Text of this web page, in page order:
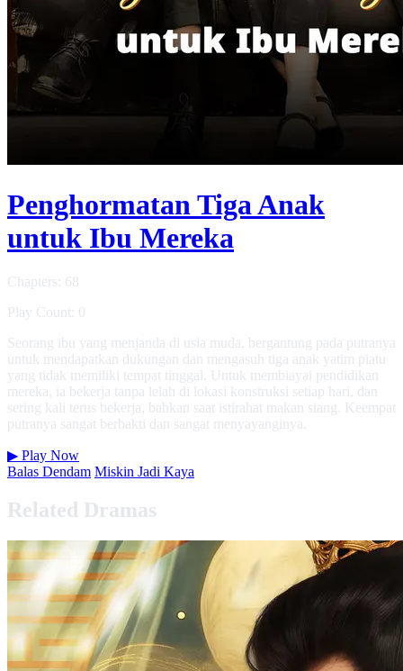
Penghormatan Tiga Anak
untuk Ibu Mereka
Chapters: 68
Play Count: 0
Seorang ibu yang menjanda di usia muda, bergantung pada putranya
untuk mendapatkan dukungan dan mengasuh tiga anak yatim piatu
yang tidak memiliki tempat tinggal. Untuk membiayai pendidikan
mereka, ia bekerja tanpa lelah di lokasi konstruksi setiap hari, dan
sering kali terus bekerja, bahkan saat istirahat makan siang. Keempat
putranya sangat berbakti dan sangat menyayanginya.
▶ Play Now
Balas Dendam Miskin Jadi Kaya
Related Dramas